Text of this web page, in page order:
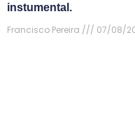
instumental.
Francisco Pereira
07/08/